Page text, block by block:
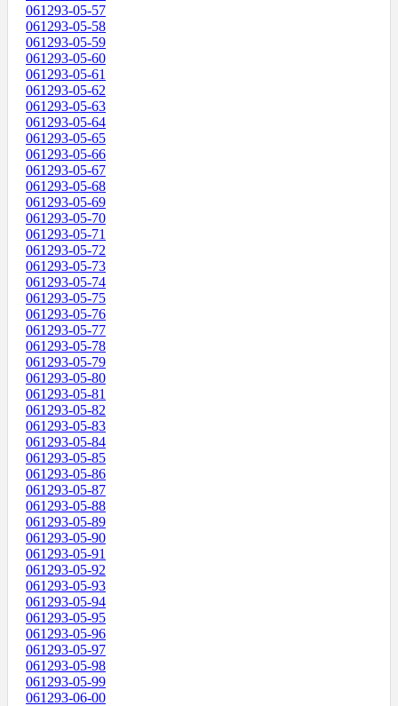
061293-05-57
061293-05-58
061293-05-59
061293-05-60
061293-05-61
061293-05-62
061293-05-63
061293-05-64
061293-05-65
061293-05-66
061293-05-67
061293-05-68
061293-05-69
061293-05-70
061293-05-71
061293-05-72
061293-05-73
061293-05-74
061293-05-75
061293-05-76
061293-05-77
061293-05-78
061293-05-79
061293-05-80
061293-05-81
061293-05-82
061293-05-83
061293-05-84
061293-05-85
061293-05-86
061293-05-87
061293-05-88
061293-05-89
061293-05-90
061293-05-91
061293-05-92
061293-05-93
061293-05-94
061293-05-95
061293-05-96
061293-05-97
061293-05-98
061293-05-99
061293-06-00